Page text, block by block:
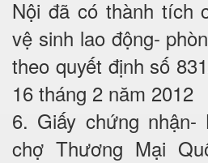
Nội đã có thành tích
vệ sinh lao động-
theo quyết định số
16 tháng 2 năm 2012
6. Giấy chứng
chợ Thương Mại